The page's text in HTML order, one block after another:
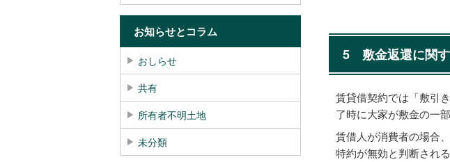
5 敷金返還に関
賃貸借契約では「敷引
了時に大家が敷金の一
賃借人が消費者の場合
特約が無効と判断され
お知らせとコラム
おしらせ
共有
所有者不明土地
未分類